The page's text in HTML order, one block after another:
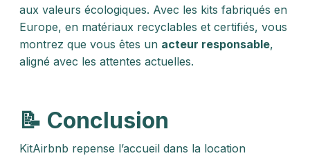
aux valeurs écologiques. Avec les kits fabriqués en
Europe, en matériaux recyclables et certifiés, vous
montrez que vous êtes un acteur responsable,
aligné avec les attentes actuelles.
📝 Conclusion
KitAirbnb repense l’accueil dans la location